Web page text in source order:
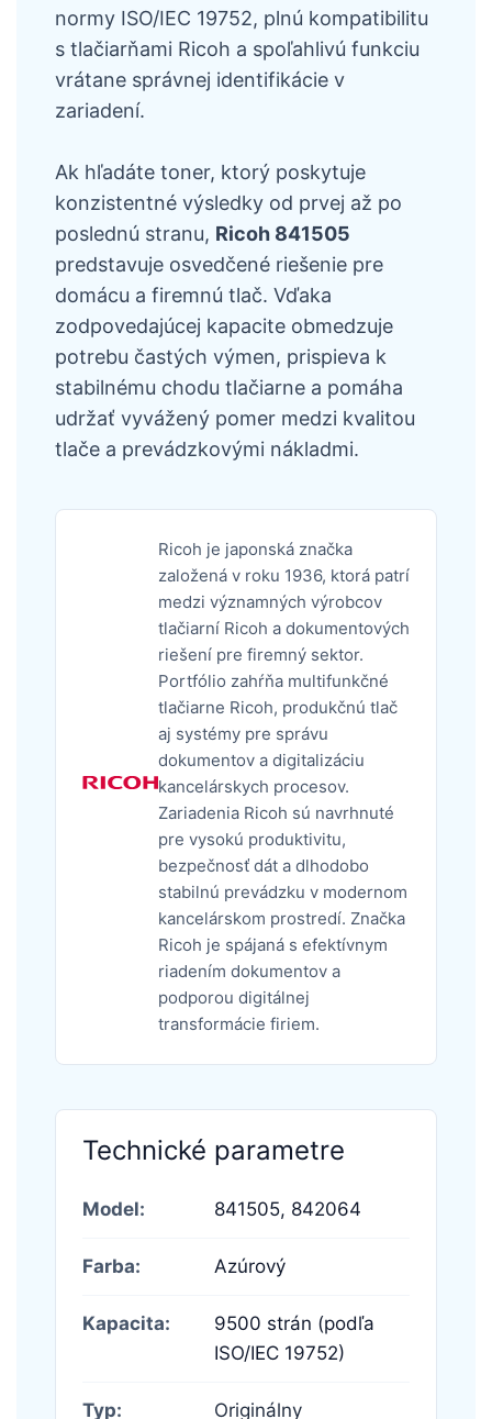
normy ISO/IEC 19752, plnú kompatibilitu
s tlačiarňami Ricoh a spoľahlivú funkciu
vrátane správnej identifikácie v
zariadení.
Ak hľadáte toner, ktorý poskytuje
konzistentné výsledky od prvej až po
poslednú stranu, Ricoh 841505
predstavuje osvedčené riešenie pre
domácu a firemnú tlač. Vďaka
zodpovedajúcej kapacite obmedzuje
potrebu častých výmen, prispieva k
stabilnému chodu tlačiarne a pomáha
udržať vyvážený pomer medzi kvalitou
tlače a prevádzkovými nákladmi.
Ricoh je japonská značka
založená v roku 1936, ktorá patrí
medzi významných výrobcov
tlačiarní Ricoh a dokumentových
riešení pre firemný sektor.
Portfólio zahŕňa multifunkčné
tlačiarne Ricoh, produkčnú tlač
aj systémy pre správu
dokumentov a digitalizáciu
kancelárskych procesov.
Zariadenia Ricoh sú navrhnuté
pre vysokú produktivitu,
bezpečnosť dát a dlhodobo
stabilnú prevádzku v modernom
kancelárskom prostredí. Značka
Ricoh je spájaná s efektívnym
riadením dokumentov a
podporou digitálnej
transformácie firiem.
Technické parametre
Model: 841505, 842064
Farba: Azúrový
Kapacita:
9500 strán (podľa
ISO/IEC 19752)
Typ: Originálny